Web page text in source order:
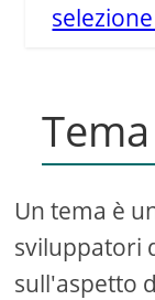
Un tema è
sviluppatori
sull'aspetto